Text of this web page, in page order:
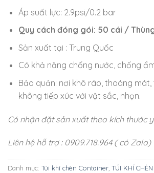
Áp suất lực: 2.9psi/0.2 bar
Quy cách đóng gói: 50 cái /
Sản xuất tại : Trung Quốc
Có khả năng chống nước, chống
Bảo quản: nơi khô ráo, thoáng mát,
không tiếp xúc với vật sắc, nhọn.
Có nhận đặt sản xuất theo kích thước
Liên hệ hỗ trợ : 0909.718.964 ( có Zalo)
Danh mục: Túi khí chèn Container, TÚI KHÍ